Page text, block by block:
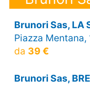
Brunori Sas, LA
Piazza Mentana,
da 39 €
Brunori Sas,